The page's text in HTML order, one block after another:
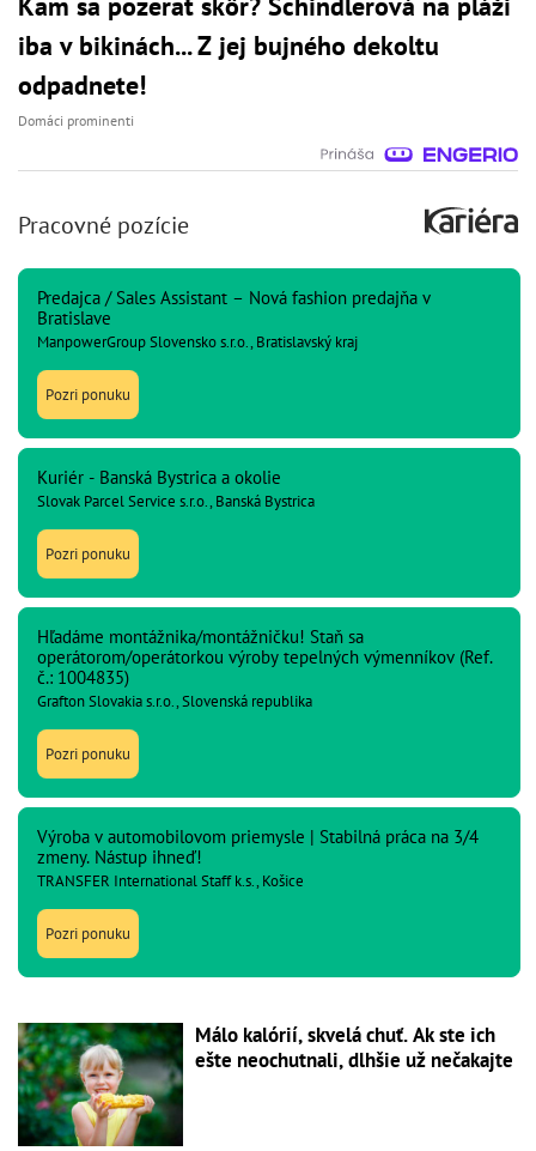
iba v bikinách... Z jej bujného dekoltu
odpadnete!
Domáci prominenti
Pracovné pozície
Predajca / Sales Assistant – Nová fashion predajňa v
Bratislave
ManpowerGroup Slovensko s.r.o., Bratislavský kraj
Pozri ponuku
Kuriér - Banská Bystrica a okolie
Slovak Parcel Service s.r.o., Banská Bystrica
Pozri ponuku
Hľadáme montážnika/montážničku! Staň sa
operátorom/operátorkou výroby tepelných výmenníkov (Ref.
č.: 1004835)
Grafton Slovakia s.r.o., Slovenská republika
Pozri ponuku
Výroba v automobilovom priemysle | Stabilná práca na 3/4
zmeny. Nástup ihneď!
TRANSFER International Staff k.s., Košice
Pozri ponuku
Málo kalórií, skvelá chuť. Ak ste ich
ešte neochutnali, dlhšie už nečakajte